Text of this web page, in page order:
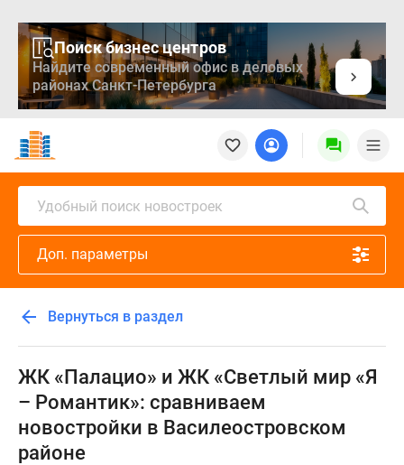
Поиск бизнес центров
Найдите современный офис в деловых
районах Санкт-Петербурга
Новостройки
Квартиры
Ипотека
Медиа
проекте
Контакты
Реклама
сайте
Дзен
Продавцы
застройщики
Коммерческие
Удобный поиск новостроек
Доп. параметры
Вернуться в раздел
ЖК «Палацио» и ЖК «Светлый мир «Я
– Романтик»: сравниваем
новостройки в Василеостровском
районе